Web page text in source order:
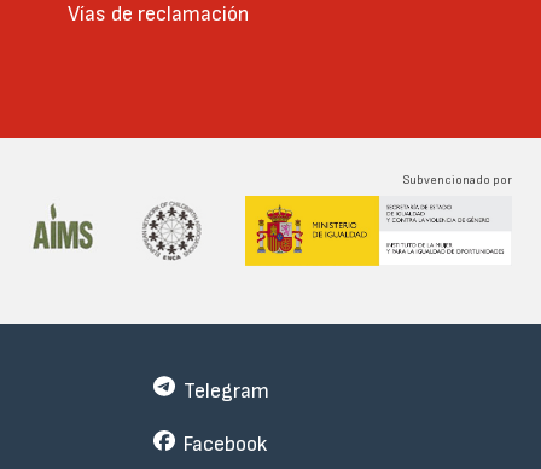
Vías de reclamación
Subvencionado por
Telegram
Facebook